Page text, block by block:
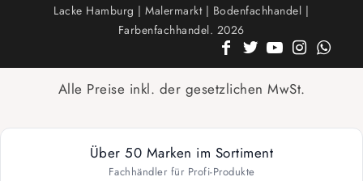
Lacke Hamburg | Malermarkt | Bodenfachhandel |
Farbenfachhandel. 2026
Alle Preise inkl. der gesetzlichen MwSt.
Über 50 Marken im Sortiment
Fachhändler für Profi-Produkte